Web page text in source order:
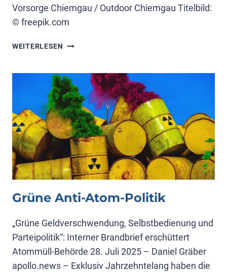
Vorsorge Chiemgau / Outdoor Chiemgau Titelbild:
© freepik.com
WEITERLESEN WINDRAD
Grüne Anti-Atom-Politik
„Grüne Geldverschwendung, Selbstbedienung und
Parteipolitik“: Interner Brandbrief erschüttert
Atommüll-Behörde 28. Juli 2025 – Daniel Gräber
apollo.news – Exklusiv Jahrzehntelang haben die